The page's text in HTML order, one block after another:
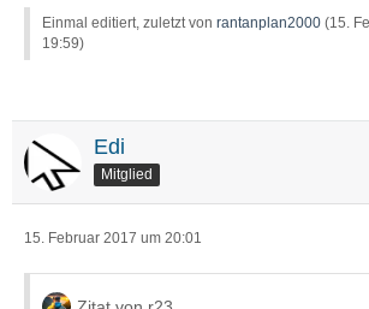
Einmal editiert, zuletzt von rantanplan2000 (15.
19:59)
Edi
Mitglied
15. Februar 2017 um 20:01